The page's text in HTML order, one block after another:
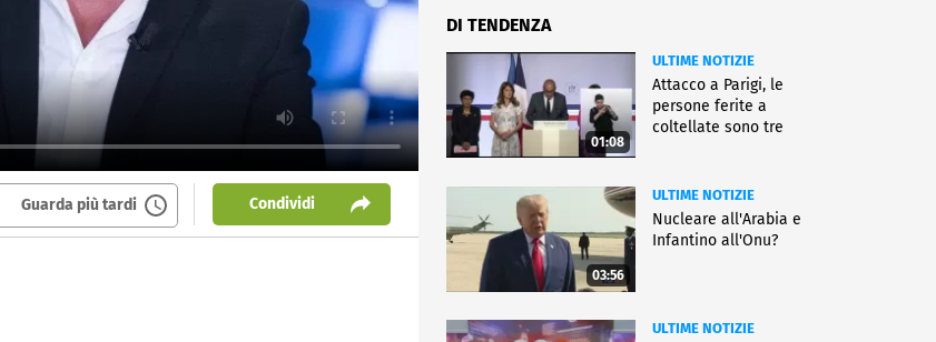
Guarda più tardi Condividi
DI TENDENZA
01:08
ULTIME NOTIZIE
Attacco a Parigi, le
persone ferite a
coltellate sono tre
03:56
ULTIME NOTIZIE
Nucleare all'Arabia e
Infantino all'Onu?
ULTIME NOTIZIE